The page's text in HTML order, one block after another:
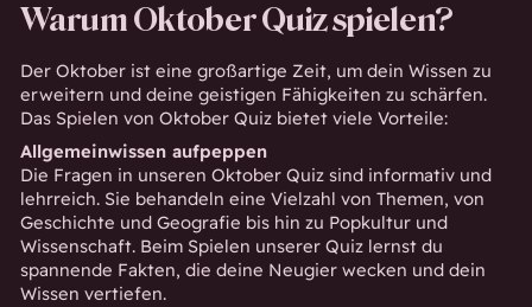
Warum Oktober Quiz spielen?
Der Oktober ist eine großartige Zeit, um dein Wissen zu
erweitern und deine geistigen Fähigkeiten zu schärfen.
Das Spielen von Oktober Quiz bietet viele Vorteile:
Allgemeinwissen aufpeppen
Die Fragen in unseren Oktober Quiz sind informativ und
lehrreich. Sie behandeln eine Vielzahl von Themen, von
Geschichte und Geografie bis hin zu Popkultur und
Wissenschaft. Beim Spielen unserer Quiz lernst du
spannende Fakten, die deine Neugier wecken und dein
Wissen vertiefen.